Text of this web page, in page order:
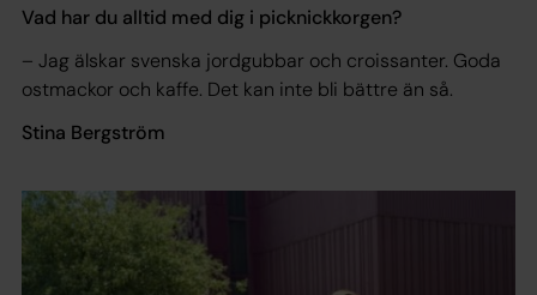
Vad har du alltid med dig i picknickkorgen?
– Jag älskar svenska jordgubbar och croissanter. Goda
ostmackor och kaffe. Det kan inte bli bättre än så.
Stina Bergström